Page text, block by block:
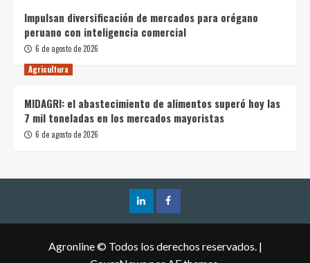
Impulsan diversificación de mercados para orégano
peruano con inteligencia comercial
6 de agosto de 2026
Agricultura
MIDAGRI: el abastecimiento de alimentos superó hoy las
7 mil toneladas en los mercados mayoristas
6 de agosto de 2026
Agronline © Todos los derechos reservados. |